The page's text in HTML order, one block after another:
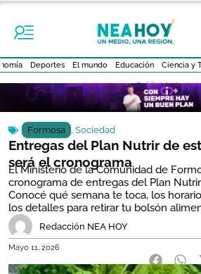
Deportes El mundo Educación Ciencia y
- Publicidad -
Formosa , Sociedad
Entregas del Plan Nutrir de
será el cronograma
El Ministerio de la Comunidad de
cronograma de entregas del Plan
Conocé qué semana te toca, los
los detalles para retirar tu bolsón
Redacción NEA HOY
Mayo 11, 2026